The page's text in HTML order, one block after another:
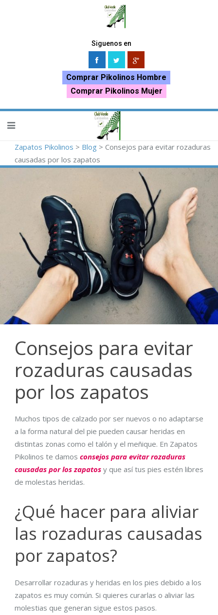
Zapatos Pikolinos > Blog > Consejos para evitar rozaduras
causadas por los zapatos
Consejos para evitar
rozaduras causadas
por los zapatos
Muchos tipos de calzado por ser nuevos o no adaptarse
a la forma natural del pie pueden causar heridas en
distintas zonas como el talón y el meñique. En Zapatos
Pikolinos te damos consejos para evitar rozaduras
causadas por los zapatos y que así tus pies estén libres
de molestas heridas.
¿Qué hacer para aliviar
las rozaduras causadas
por zapatos?
Desarrollar rozaduras y heridas en los pies debido a los
zapatos es muy común. Si quieres curarlas o aliviar las
molestias que generan sigue estos pasos.
Siguenos en
Comprar Pikolinos Hombre
Comprar Pikolinos Mujer